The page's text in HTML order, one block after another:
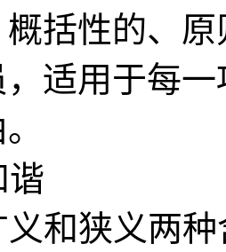
括性的、
适用于每
和狭义两种